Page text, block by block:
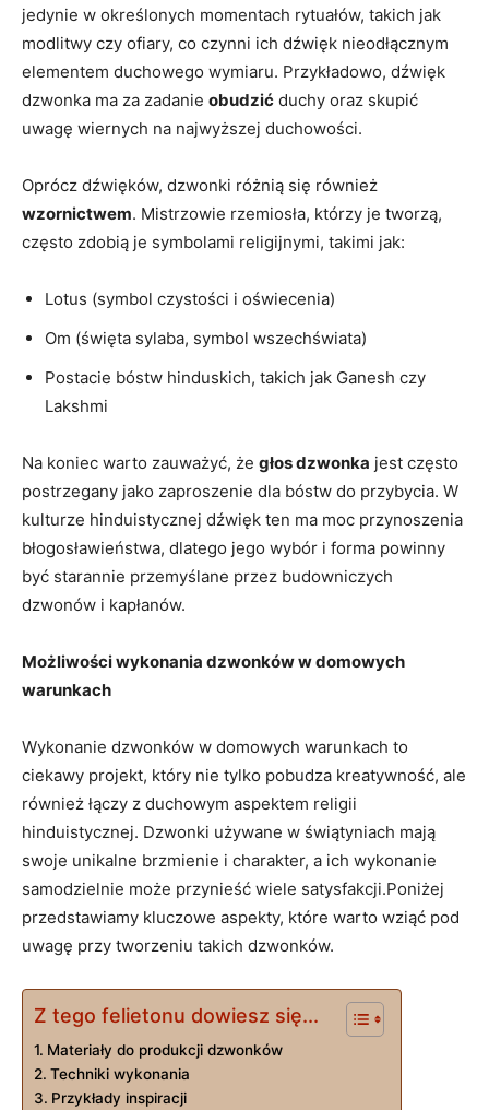
jedynie w określonych momentach rytuałów, takich jak
⁤modlitwy czy ofiary,‌ co czynni ich dźwięk nieodłącznym
elementem duchowego wymiaru. ⁤Przykładowo, dźwięk
dzwonka ma za zadanie​ obudzić duchy oraz skupić
uwagę wiernych na najwyższej ‍duchowości.
Oprócz ‍dźwięków, dzwonki różnią się ‌również
wzornictwem. Mistrzowie rzemiosła, którzy je tworzą,
często zdobią je symbolami religijnymi, takimi jak:
Lotus (symbol ​czystości ⁢i⁤ oświecenia)
Om (święta sylaba, symbol wszechświata)
Postacie bóstw hinduskich, takich jak Ganesh czy
Lakshmi
Na koniec warto zauważyć, że głos dzwonka jest⁣ często
‌postrzegany jako zaproszenie dla bóstw do przybycia. W
‌kulturze hinduistycznej dźwięk ten ma moc przynoszenia
błogosławieństwa, dlatego jego wybór ⁣i‍ forma powinny
być starannie przemyślane przez budowniczych
dzwonów i kapłanów.
Możliwości wykonania dzwonków w domowych
warunkach
Wykonanie dzwonków w domowych warunkach to
ciekawy projekt, który nie tylko pobudza kreatywność, ale
również łączy z duchowym aspektem ​religii⁢
hinduistycznej. Dzwonki używane w świątyniach mają
swoje ⁤unikalne brzmienie i charakter, a ⁣ich wykonanie
‌samodzielnie może przynieść wiele satysfakcji.Poniżej
przedstawiamy kluczowe aspekty, które ⁢warto wziąć pod
uwagę przy tworzeniu takich dzwonków.
Z tego felietonu dowiesz się...
Materiały do⁤ produkcji dzwonków
Techniki wykonania
Przykłady inspiracji